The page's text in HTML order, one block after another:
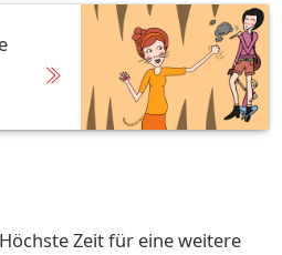
Zeit für eine weitere